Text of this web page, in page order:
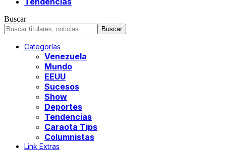
Buscar
Categorías
Venezuela
Mundo
EEUU
Sucesos
Show
Deportes
Tendencias
Caraota Tips
Columnistas
Link Extras